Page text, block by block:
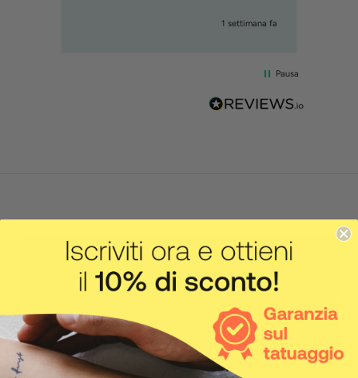
1 settimana fa
Pausa